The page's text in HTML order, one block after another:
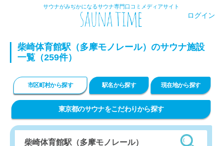
サウナがみぢかになるサウナ専門口コミメディアサイト
ログイン
柴崎体育館駅（多摩モノレール）のサウナ施設
一覧（259件）
市区町村から探す 駅名から探す 現在地から探す
東京都のサウナをこだわりから探す